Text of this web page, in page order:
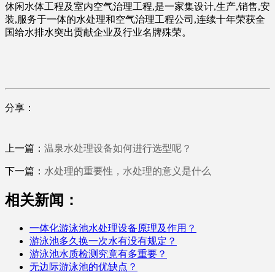
休闲水体工程及室内空气治理工程,是一家集设计,生产,销售,安
装,服务于一体的水处理和空气治理工程公司,连续十年荣获全
国给水排水突出贡献企业及行业名牌殊荣。
分享：
上一篇： 温泉水处理设备如何进行选型呢？
下一篇： 水处理的重要性，水处理的意义是什么
相关新闻：
一体化游泳池水处理设备原理及作用？
游泳池多久换一次水有没有规定？
游泳池水质检测究竟有多重要？
无边际游泳池的优缺点？